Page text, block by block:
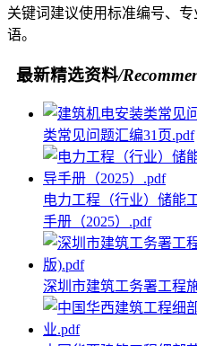
关键词建议使用标准编号、
语。
最新精选资料/
类常见问题汇编31页.pdf
电力工程（行业）储能
手册（2025）.pdf
深圳市建筑工务署工程